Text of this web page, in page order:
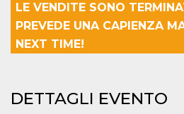
LE VENDITE SONO
PREVEDE UNA CAPIENZA
NEXT TIME!
DETTAGLI EVENTO
Necessari Marketing
I cookie strettamente necessari o tecnici
Provider /